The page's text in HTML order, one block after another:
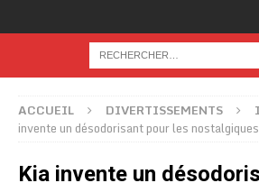
ACCUEIL DIVERTISSEMENTS
invente un désodorisant pour les
Kia invente un